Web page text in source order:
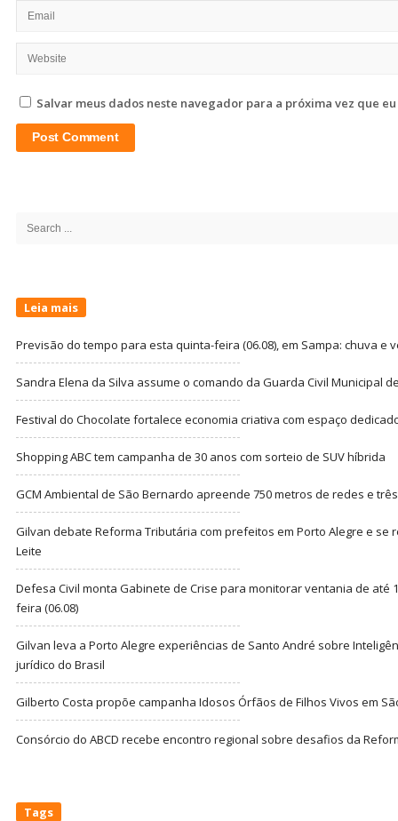
Salvar meus dados neste navegador para a próxima vez que
Search
Leia mais
Previsão do tempo para esta quinta-feira (06.08), em Sampa: chuva e
Sandra Elena da Silva assume o comando da Guarda Civil Municipal
Festival do Chocolate fortalece economia criativa com espaço
Shopping ABC tem campanha de 30 anos com sorteio de SUV híbrida
GCM Ambiental de São Bernardo apreende 750 metros de redes e
Gilvan debate Reforma Tributária com prefeitos em Porto Alegre e se
Leite
Defesa Civil monta Gabinete de Crise para monitorar ventania de até
feira (06.08)
Gilvan leva a Porto Alegre experiências de Santo André sobre
jurídico do Brasil
Gilberto Costa propõe campanha Idosos Órfãos de Filhos Vivos em
Consórcio do ABCD recebe encontro regional sobre desafios da
Tags